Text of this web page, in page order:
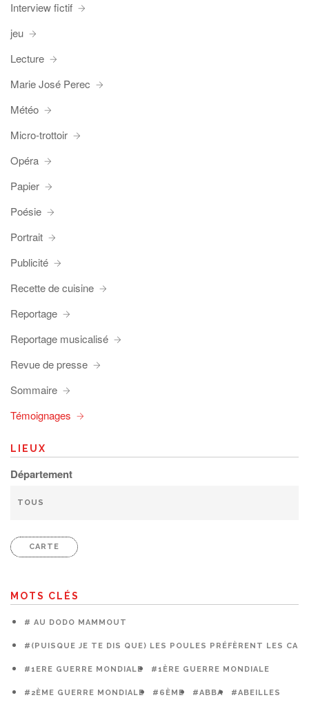
Interview fictif
jeu
Lecture
Marie José Perec
Météo
Micro-trottoir
Opéra
Papier
Poésie
Portrait
Publicité
Recette de cuisine
Reportage
Reportage musicalisé
Revue de presse
Sommaire
Témoignages
LIEUX
Département
CARTE
MOTS CLÉS
# AU DODO MAMMOUT
#(PUISQUE JE TE DIS QUE) LES POULES PRÉFÈRENT LES
#1ERE GUERRE MONDIALE #1ÈRE GUERRE MONDIALE
#2ÈME GUERRE MONDIALE #6ÈME #ABBA #ABEILLES